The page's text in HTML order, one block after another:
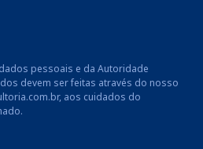
pessoais e da Autoridade
devem ser feitas através do nosso
aos cuidados do